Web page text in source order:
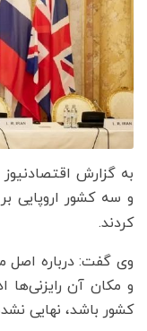
به گزارش
و سه کشور اروپایی
کردند.
وی گفت: درباره اصل
و مکان آن رایزنی‌ها
کشور باشد، نهایی